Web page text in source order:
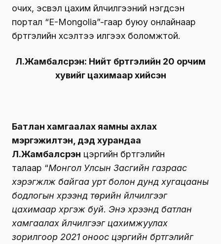
очих, эсвэл цахим үйлчилгээний нэгдсэн
портал “E-Mongolia”-гаар буюу онлайнаар
бүртгэлийн хүсэлтээ илгээх боломжтой.
Л.Жамбалсүрэн: Нийт бүртгэлийн 20 орчим
хувийг цахимаар хийсэн
Батлан хамгаалах яамны ахлах
мэргэжилтэн, дэд хурандаа
Л.Жамбалсүрэн цэргийн бүртгэлийн
талаар “Монгол Улсын Засгийн газраас
хэрэгжүүлж байгаа урт болон дунд хугацааны
бодлогын хүрээнд төрийн үйлчилгээг
цахимаар хүргэж буй. Энэ хүрээнд батлан
хамгаалах үйлчилгээг цахимжуулах
зорилгоор 2021 оноос цэргийн бүртгэлийг